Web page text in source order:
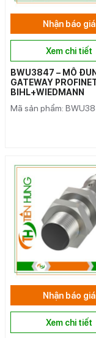
Nhận báo giá
Xem chi tiết
BWU3847 – MÔ ĐUN
GATEWAY
BIHL+WIEDMANN
Mã sản phẩm:
Nhận báo giá
Xem chi tiết